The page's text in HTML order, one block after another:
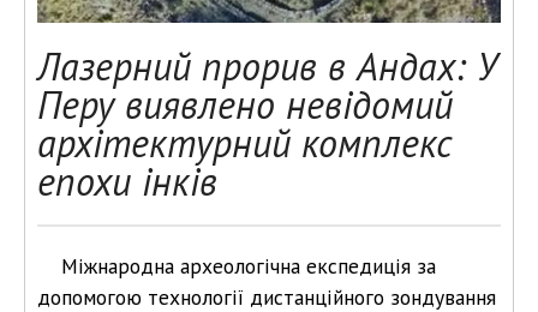
Лазерний прорив в Андах: У
Перу виявлено невідомий
архітектурний комплекс
епохи інків
Міжнародна археологічна експедиція за
допомогою технології дистанційного зондування